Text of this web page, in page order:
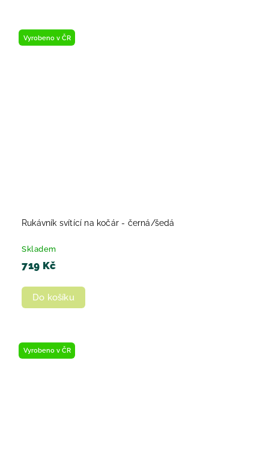
Vyrobeno v ČR
Rukávník svítící na kočár - černá/šedá
Skladem
719 Kč
Do košíku
Vyrobeno v ČR